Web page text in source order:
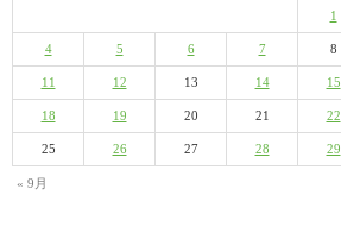
« 9月
1
4 5 6 7 8
11 12 13 14 15
18 19 20 21 22
25 26 27 28 29